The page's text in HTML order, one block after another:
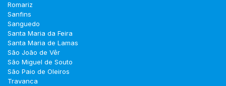
Romariz
Sanfins
Sanguedo
Santa Maria da Feira
Santa Maria de Lamas
São João de Vêr
São Miguel de Souto
São Paio de Oleiros
Travanca